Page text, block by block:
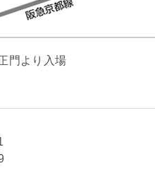
門より入場